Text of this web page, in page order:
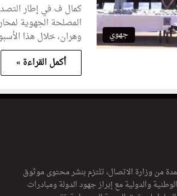
جهوي
كمال ف في إطار
المصلحة الجهوية
وهران، خلال هذا
أكمل القراءة »
من وزارة الاتصال، تلتزم بنشر محتوى موثوق
والدولية مع إبراز جهود الدولة ومبادرات